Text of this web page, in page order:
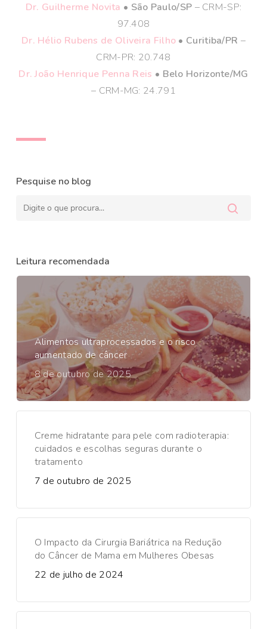
Dr. Guilherme Novita • São Paulo/SP – CRM-SP:
97.408
Dr. Hélio Rubens de Oliveira Filho • Curitiba/PR –
CRM-PR: 20.748
Dr. João Henrique Penna Reis • Belo Horizonte/MG
– CRM-MG: 24.791
Pesquise no blog
Leitura recomendada
Alimentos ultraprocessados e o risco
aumentado de câncer
8 de outubro de 2025
Creme hidratante para pele com radioterapia:
cuidados e escolhas seguras durante o
tratamento
7 de outubro de 2025
O Impacto da Cirurgia Bariátrica na Redução
do Câncer de Mama em Mulheres Obesas
22 de julho de 2024